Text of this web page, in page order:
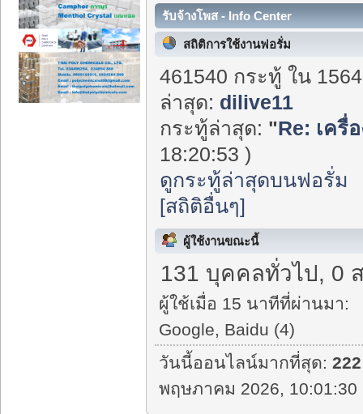
รับจ้างโพส - Info Center
สถิติการใช้งานฟอรั่ม
461540 กระทู้ ใน
ล่าสุด: dilive11
กระทู้ล่าสุด: "Re: เครื่
18:20:53 )
ดูกระทู้ล่าสุดบนฟอรั่ม
[สถิติอื่นๆ]
ผู้ใช้งานขณะนี้
131 บุคคลทั่วไป, 0
ผู้ใช้เมื่อ 15 นาทีที่ผ่านมา:
Google, Baidu (4)
วันนี้ออนไลน์มากที่สุด:222
พฤษภาคม 2026, 10:01:30